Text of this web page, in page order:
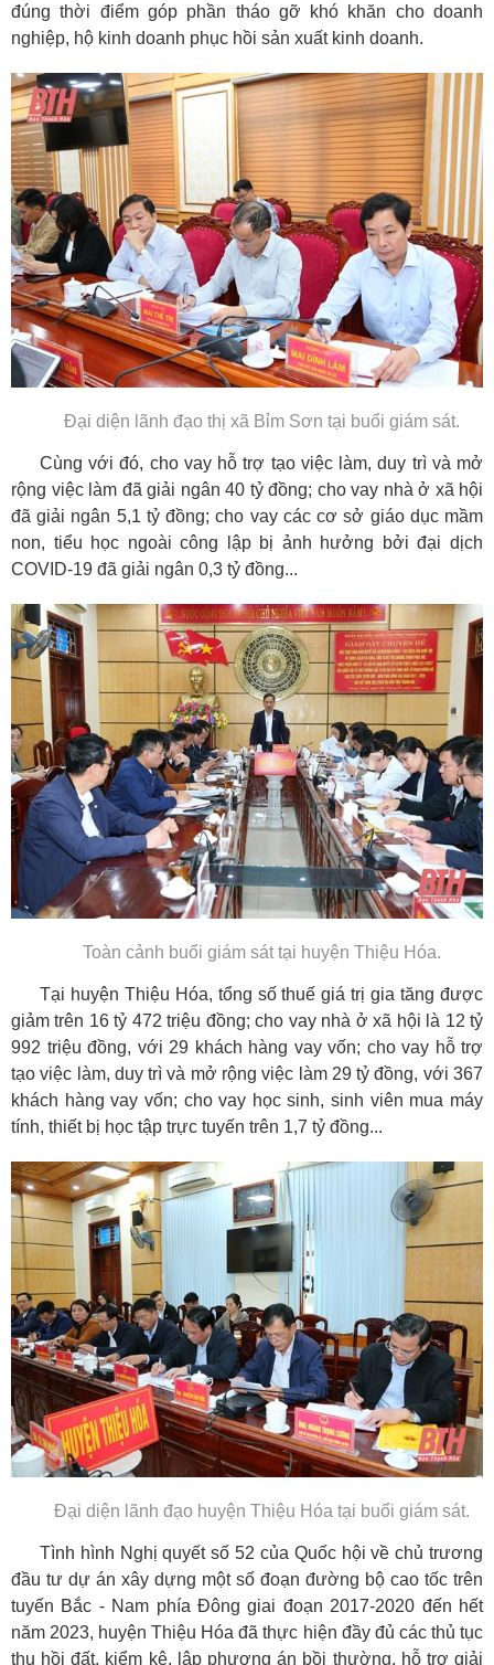
đúng thời điểm góp phần tháo gỡ khó khăn cho doanh
nghiệp, hộ kinh doanh phục hồi sản xuất kinh doanh.
Đại diện lãnh đạo thị xã Bỉm Sơn tại buổi giám sát.
Cùng với đó, cho vay hỗ trợ tạo việc làm, duy trì và mở
rộng việc làm đã giải ngân 40 tỷ đồng; cho vay nhà ở xã hội
đã giải ngân 5,1 tỷ đồng; cho vay các cơ sở giáo dục mầm
non, tiểu học ngoài công lập bị ảnh hưởng bởi đại dịch
COVID-19 đã giải ngân 0,3 tỷ đồng...
Toàn cảnh buổi giám sát tại huyện Thiệu Hóa.
Tại huyện Thiệu Hóa, tổng số thuế giá trị gia tăng được
giảm trên 16 tỷ 472 triệu đồng; cho vay nhà ở xã hội là 12 tỷ
992 triệu đồng, với 29 khách hàng vay vốn; cho vay hỗ trợ
tạo việc làm, duy trì và mở rộng việc làm 29 tỷ đồng, với 367
khách hàng vay vốn; cho vay học sinh, sinh viên mua máy
tính, thiết bị học tập trực tuyến trên 1,7 tỷ đồng...
Đại diện lãnh đạo huyện Thiệu Hóa tại buổi giám sát.
Tình hình Nghị quyết số 52 của Quốc hội về chủ trương
đầu tư dự án xây dựng một số đoạn đường bộ cao tốc trên
tuyến Bắc - Nam phía Đông giai đoạn 2017-2020 đến hết
năm 2023, huyện Thiệu Hóa đã thực hiện đầy đủ các thủ tục
thu hồi đất, kiểm kê, lập phương án bồi thường, hỗ trợ giải